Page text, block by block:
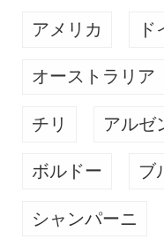
アメリカ ド
オーストラリア
チリ アルゼ
ボルドー ブ
シャンパーニ